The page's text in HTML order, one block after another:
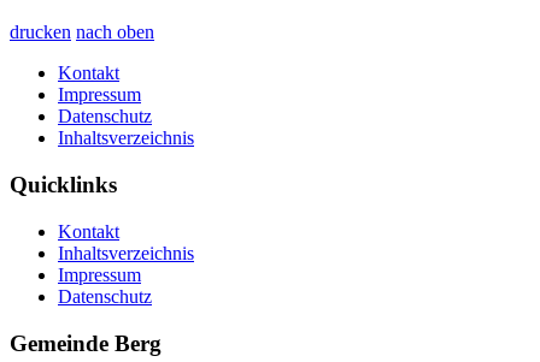
drucken nach oben
Kontakt
Impressum
Datenschutz
Inhaltsverzeichnis
Quicklinks
Kontakt
Inhaltsverzeichnis
Impressum
Datenschutz
Gemeinde Berg